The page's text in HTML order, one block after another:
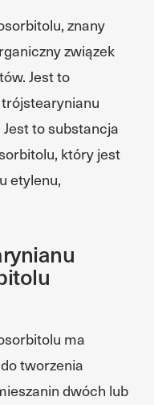
znany
związek
Jest to
trójstearynianu
to substancja
który jest
etylenu,
ma
tworzenia
dwóch lub